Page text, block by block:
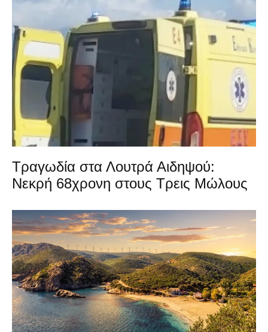
Τραγωδία στα Λουτρά Αιδηψού:
Νεκρή 68χρονη στους Τρεις Μώλους